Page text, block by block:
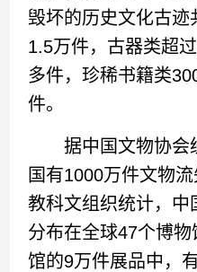
毁坏的历史文化古迹
1.5万件，古器类超
多件，珍稀书籍类
件。
据中国文物协会
国有1000万件文物
教科文组织统计，中
分布在全球47个博
馆的9万件展品中，